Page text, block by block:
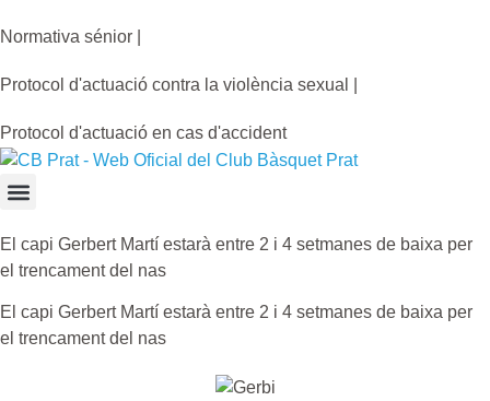
Normativa sénior |
Protocol d'actuació contra la violència sexual |
Protocol d'actuació en cas d'accident
El capi Gerbert Martí estarà entre 2 i 4 setmanes de baixa per
el trencament del nas
El capi Gerbert Martí estarà entre 2 i 4 setmanes de baixa per
el trencament del nas